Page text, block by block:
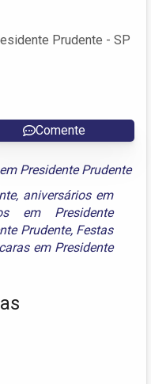
Prudente - SP
Comente
Presidente Prudente
, aniversários em
em Presidente
Prudente, Festas
em Presidente